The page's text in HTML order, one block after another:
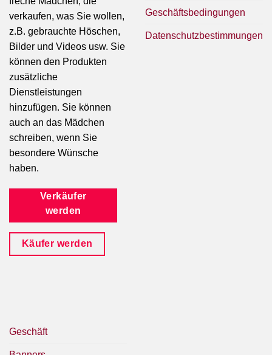
verkaufen, was Sie wollen,
z.B. gebrauchte Höschen,
Bilder und Videos usw. Sie
können den Produkten
zusätzliche
Dienstleistungen
hinzufügen. Sie können
auch an das Mädchen
schreiben, wenn Sie
besondere Wünsche
haben.
Verkäufer
werden
Käufer werden
Geschäftsbedingungen
Datenschutzbestimmungen
Geschäft